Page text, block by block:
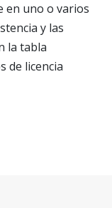
en uno o varios
y las
la tabla
de licencia